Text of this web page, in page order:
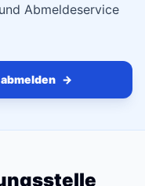
Abmeldeservice
→